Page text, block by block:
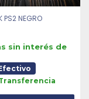
PS2 NEGRO
sin interés de